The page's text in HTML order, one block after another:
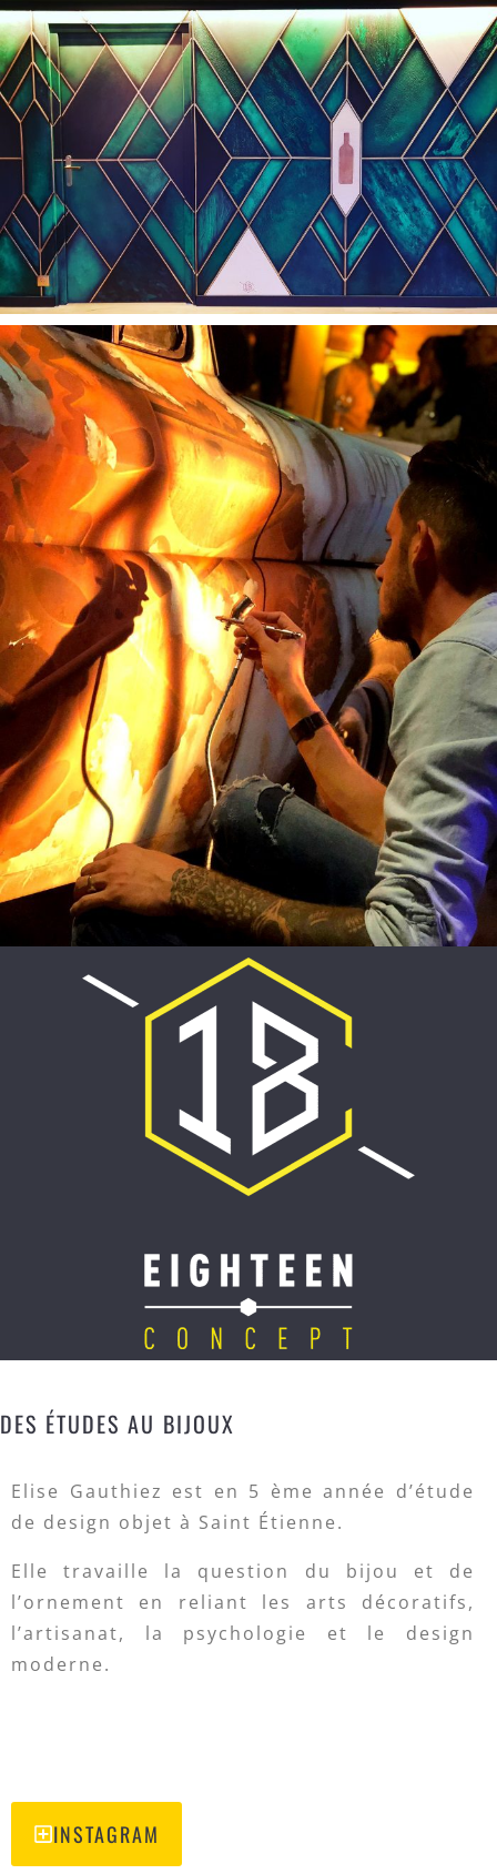
DES ÉTUDES AU BIJOUX
Elise Gauthiez est en 5 ème année d’étude
de design objet à Saint Étienne.
Elle travaille la question du bijou et de
l’ornement en reliant les arts décoratifs,
l’artisanat, la psychologie et le design
moderne.
INSTAGRAM